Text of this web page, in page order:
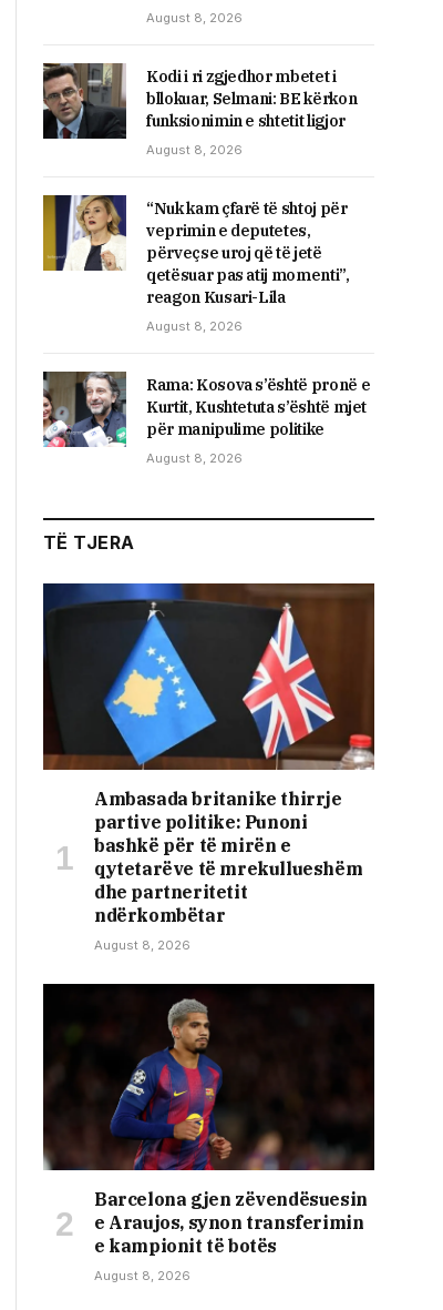
August 8, 2026
Kodi i ri zgjedhor mbetet i
bllokuar, Selmani: BE kërkon
funksionimin e shtetit ligjor
August 8, 2026
“Nuk kam çfarë të shtoj për
veprimin e deputetes,
përveçse uroj që të jetë
qetësuar pas atij momenti”,
reagon Kusari-Lila
August 8, 2026
​Rama: Kosova s’është pronë e
Kurtit, Kushtetuta s’është mjet
për manipulime politike
August 8, 2026
TË TJERA
Ambasada britanike thirrje
partive politike: Punoni
bashkë për të mirën e
qytetarëve të mrekullueshëm
dhe partneritetit
ndërkombëtar
August 8, 2026
Barcelona gjen zëvendësuesin
e Araujos, synon transferimin
e kampionit të botës
August 8, 2026